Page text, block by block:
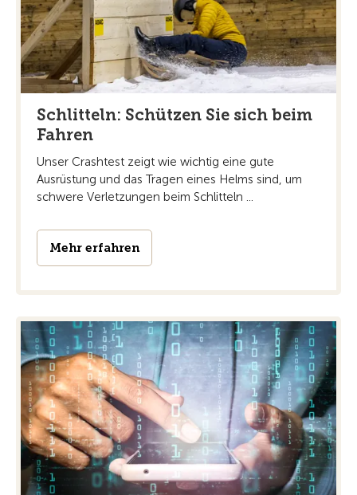
Schlitteln: Schützen Sie sich beim
Fahren
Unser Crashtest zeigt wie wichtig eine gute
Ausrüstung und das Tragen eines Helms sind, um
schwere Verletzungen beim Schlitteln ...
Mehr erfahren